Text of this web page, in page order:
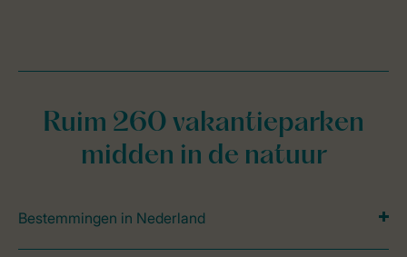
Ruim 260 vakantieparken
midden in de natuur
Bestemmingen in Nederland